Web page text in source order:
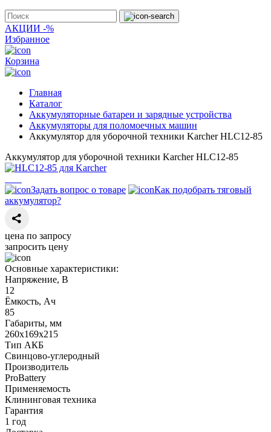
АКЦИИ -%
Избранное
Корзина
Главная
Каталог
Аккумуляторные батареи и зарядные устройства
Аккумуляторы для поломоечных машин
Аккумулятор для уборочной техники Karcher HLC12-85
Аккумулятор для уборочной техники Karcher HLC12-85
Задать вопрос о товаре
Как подобрать тяговый
аккумулятор?
цена по запросу
запросить цену
Основные характеристики:
Напряжение, В
12
Ёмкость, Ач
85
Габариты, мм
260х169х215
Тип АКБ
Свинцово-углеродный
Производитель
ProBattery
Применяемость
Клининговая техника
Гарантия
1 год